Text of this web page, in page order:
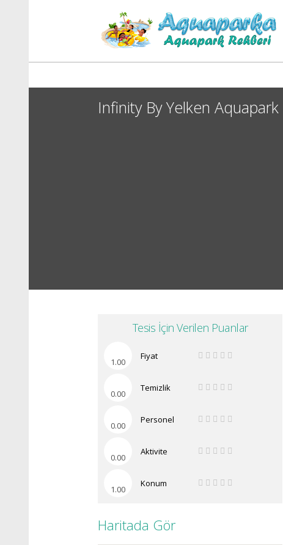
Infinity By Yelken
Tesis İçin Verilen Puanlar
1.00
Fiyat
0.00
Temizlik
0.00
Personel
0.00
Aktivite
1.00
Konum
Haritada Gör